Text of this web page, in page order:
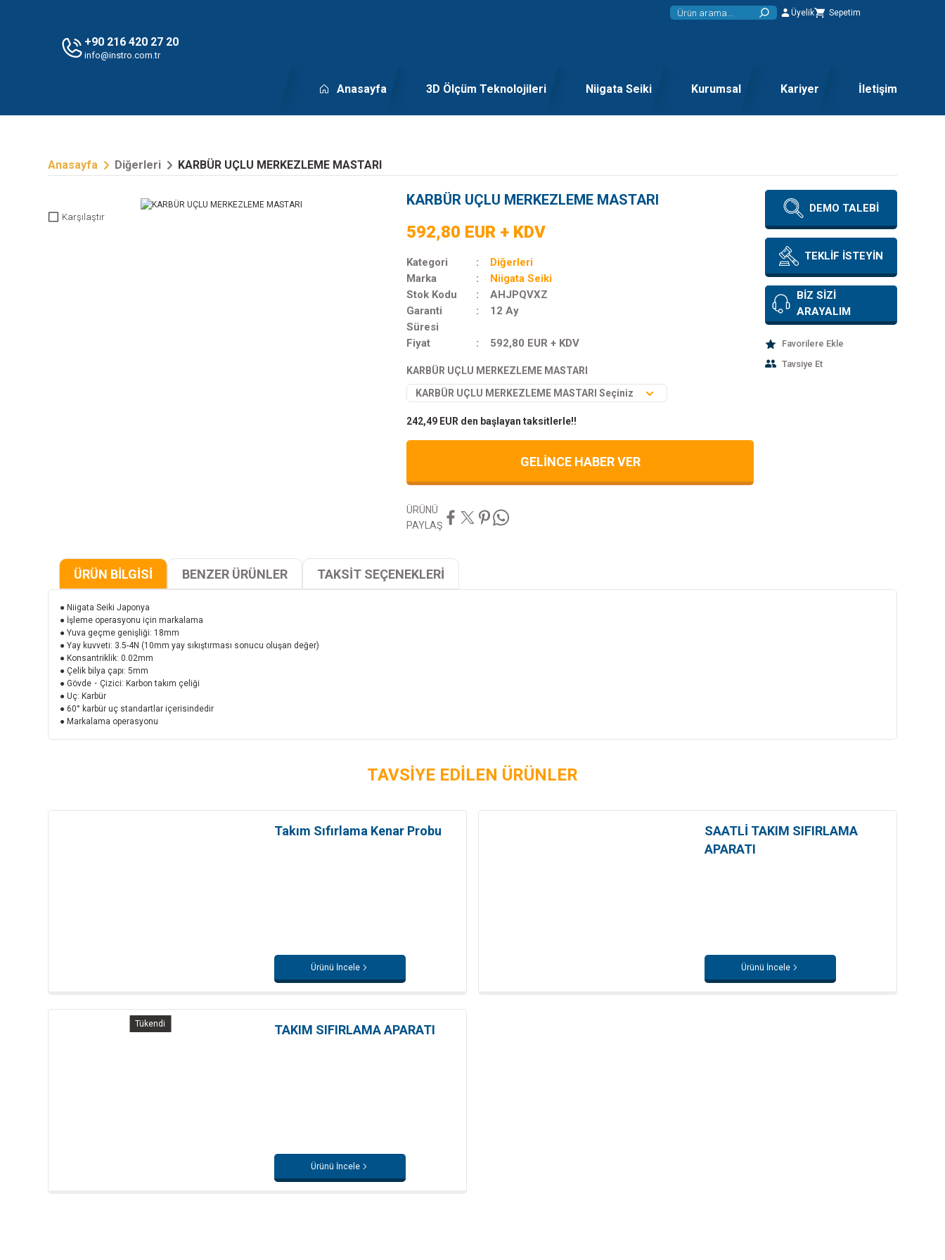
Üyelik Sepetim
+90 216 420 27 20
info@instro.com.tr
Anasayfa 3D Ölçüm Teknolojileri Niigata Seiki Kurumsal Kariyer İletişim
Anasayfa Diğerleri KARBÜR UÇLU MERKEZLEME MASTARI
Karşılaştır
KARBÜR UÇLU MERKEZLEME MASTARI
592,80 EUR + KDV
Kategori
Diğerleri
Marka
Niigata Seiki
Stok Kodu
AHJPQVXZ
Garanti
Süresi
12 Ay
Fiyat 592,80 EUR + KDV
KARBÜR UÇLU MERKEZLEME MASTARI
242,49 EUR den başlayan taksitlerle!!
GELİNCE HABER VER
ÜRÜNÜ
PAYLAŞ
DEMO TALEBİ
TEKLİF İSTEYİN
BİZ SİZİ
ARAYALIM
Tavsiye Et
ÜRÜN BİLGİSİ BENZER ÜRÜNLER TAKSİT SEÇENEKLERİ
● Niigata Seiki Japonya
● İşleme operasyonu için markalama
● Yuva geçme genişliği: 18mm
● Yay kuvveti: 3.5-4N (10mm yay sıkıştırması sonucu oluşan değer)
● Konsantriklik: 0.02mm
● Çelik bilya çapı: 5mm
● Gövde・Çizici: Karbon takım çeliği
● Uç: Karbür
● 60° karbür uç standartlar içerisindedir
● Markalama operasyonu
TAVSİYE EDİLEN ÜRÜNLER
Takım Sıfırlama Kenar Probu
Ürünü İncele
SAATLİ TAKIM SIFIRLAMA
APARATI
Ürünü İncele
Tükendi TAKIM SIFIRLAMA APARATI
Ürünü İncele